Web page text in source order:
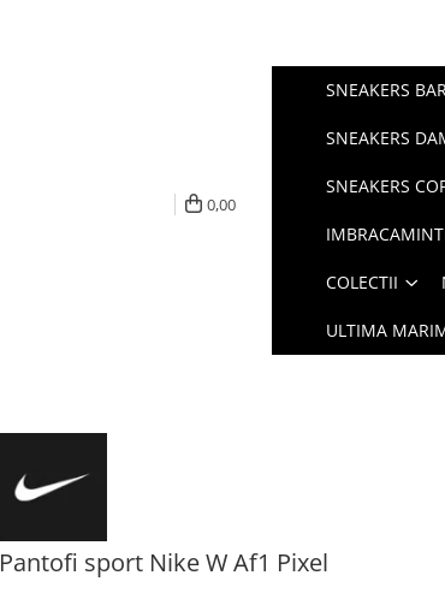
0,00
SNEAKERS
SNEAKERS
SNEAKERS
COLECTII
ULTIMA
Pantofi sport Nike W Af1 Pixel